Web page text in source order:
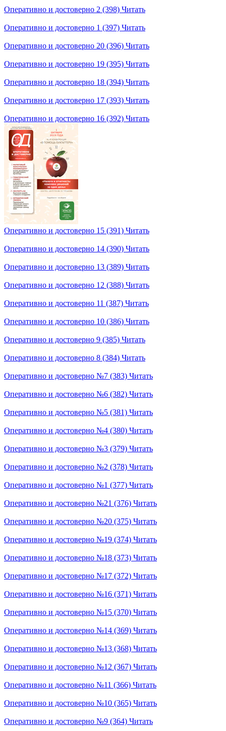
Оперативно и достоверно 2 (398) Читать
Оперативно и достоверно 1 (397) Читать
Оперативно и достоверно 20 (396) Читать
Оперативно и достоверно 19 (395) Читать
Оперативно и достоверно 18 (394) Читать
Оперативно и достоверно 17 (393) Читать
Оперативно и достоверно 16 (392) Читать
Оперативно и достоверно 15 (391) Читать
Оперативно и достоверно 14 (390) Читать
Оперативно и достоверно 13 (389) Читать
Оперативно и достоверно 12 (388) Читать
Оперативно и достоверно 11 (387) Читать
Оперативно и достоверно 10 (386) Читать
Оперативно и достоверно 9 (385) Читать
Оперативно и достоверно 8 (384) Читать
Оперативно и достоверно №7 (383) Читать
Оперативно и достоверно №6 (382) Читать
Оперативно и достоверно №5 (381) Читать
Оперативно и достоверно №4 (380) Читать
Оперативно и достоверно №3 (379) Читать
Оперативно и достоверно №2 (378) Читать
Оперативно и достоверно №1 (377) Читать
Оперативно и достоверно №21 (376) Читать
Оперативно и достоверно №20 (375) Читать
Оперативно и достоверно №19 (374) Читать
Оперативно и достоверно №18 (373) Читать
Оперативно и достоверно №17 (372) Читать
Оперативно и достоверно №16 (371) Читать
Оперативно и достоверно №15 (370) Читать
Оперативно и достоверно №14 (369) Читать
Оперативно и достоверно №13 (368) Читать
Оперативно и достоверно №12 (367) Читать
Оперативно и достоверно №11 (366) Читать
Оперативно и достоверно №10 (365) Читать
Оперативно и достоверно №9 (364) Читать